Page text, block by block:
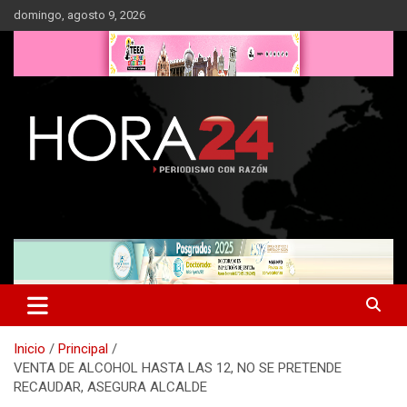
Saltar
al
domingo, agosto 9, 2026
Inicio
Principal
VENTA DE ALCOHOL HASTA LAS 12, NO SE PRETENDE
RECAUDAR, ASEGURA ALCALDE